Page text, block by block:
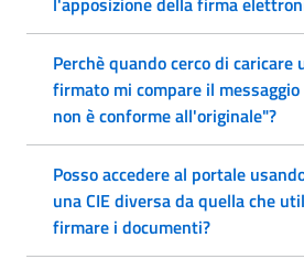
Perchè quando cerco di caricare
firmato mi compare il
non è conforme all'originale"?
Posso accedere al portale
una CIE diversa da quella che
firmare i documenti?